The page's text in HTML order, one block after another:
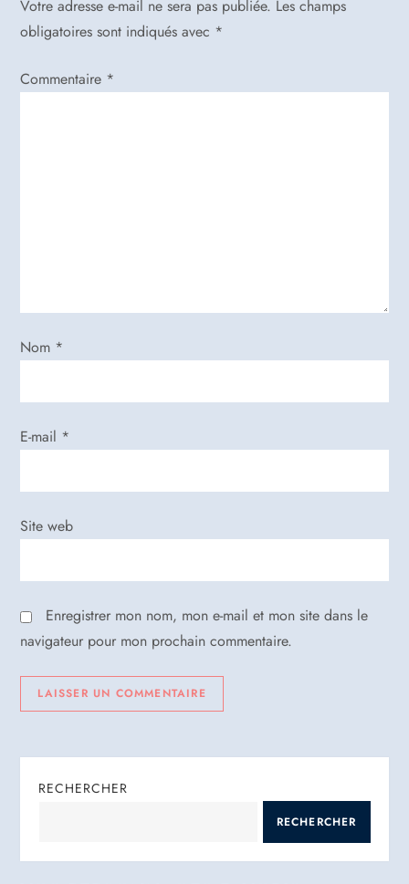
t
i
’
r
i
c
l
e
Votre adresse e-mail ne sera pas publiée. Les champs
obligatoires sont indiqués avec *
Commentaire *
Nom *
E-mail *
Site web
Enregistrer mon nom, mon e-mail et mon site dans le
navigateur pour mon prochain commentaire.
RECHERCHER
RECHERCHER